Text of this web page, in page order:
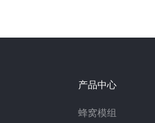
产品中心
蜂窝模组